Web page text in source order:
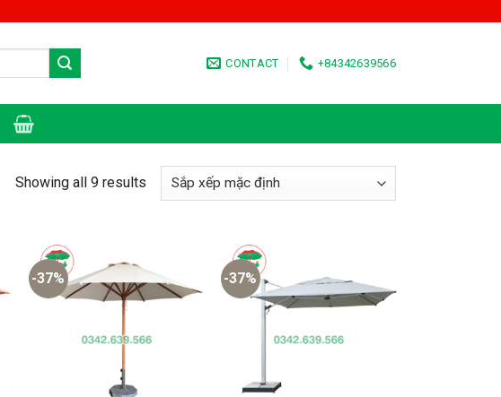
CONTACT +84342639566
Showing all 9 results
-37% -37%